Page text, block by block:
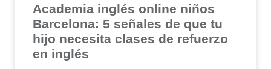
Academia inglés online niños
Barcelona: 5 señales de que tu
hijo necesita clases de refuerzo
en inglés